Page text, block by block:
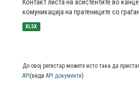
Контакт листа на асистентите во
комуникација на пратениците со
XLSX
До овој регистар можете исто така да
API (види API документи)